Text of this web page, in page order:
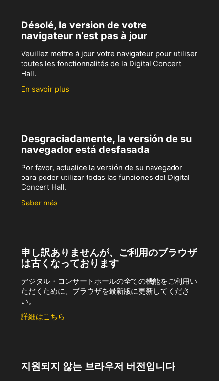
Désolé, la version de votre
navigateur n’est pas à jour
Veuillez mettre à jour votre navigateur pour utiliser
toutes les fonctionnalités de la Digital Concert
Hall.
En savoir plus
Desgraciadamente, la versión de su
navegador está desfasada
Por favor, actualice la versión de su navegador
para poder utilizar todas las funciones del Digital
Concert Hall.
Saber más
申し訳ありませんが、ご利用のブラウザ
は古くなっております
デジタル・コンサートホールの全ての機能をご利用い
ただくために、ブラウザを最新版に更新してくださ
い。
詳細はこちら
지원되지 않는 브라우저 버전입니다